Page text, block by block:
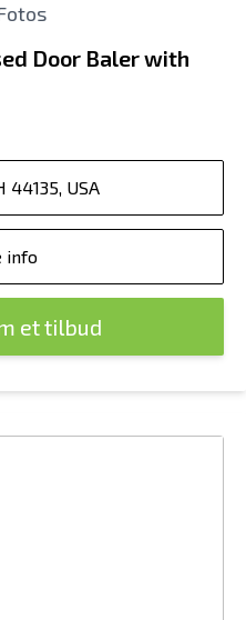
Door Baler with
44135, USA
info
et tilbud